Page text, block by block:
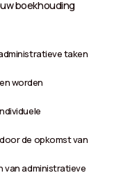
boekhouding
taken
worden
de opkomst van
van administratieve